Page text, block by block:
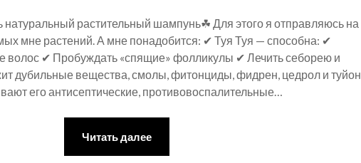
натуральный растительный шампунь☘ Для этого я отправляюсь на
мне растений. А мне понадобится: ✔ Туя Туя — способна: ✔
волос ✔ Пробуждать «спящие» фолликулы ✔ Лечить себорею и
дубильные вещества, смолы, фитонциды, фидрен, цедрол и туйон.
его антисептические, противовоспалительные…
Читать далее